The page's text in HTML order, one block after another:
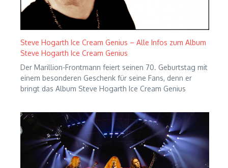
Steve Hogarth Ice Cream Genius – Alle Infos zum Album
Steve Hogarth Ice Cream Genius
Der Marillion-Frontmann feiert seinen 70. Geburtstag mit
einem besonderen Geschenk für seine Fans, denn er
bringt das Album Steve Hogarth Ice Cream Genius